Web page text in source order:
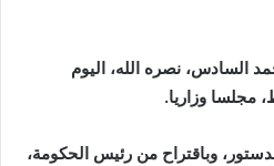
السادس، نصره الله، اليوم
مجلسا وزاريا.
الفصل 49 من الدستور، وباقتراح من رئيس الحكومة،